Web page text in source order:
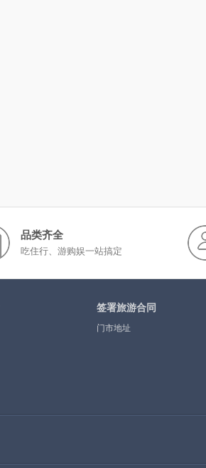
品类齐全
吃住行、游购娱一站搞定
签署旅游合同
门市地址